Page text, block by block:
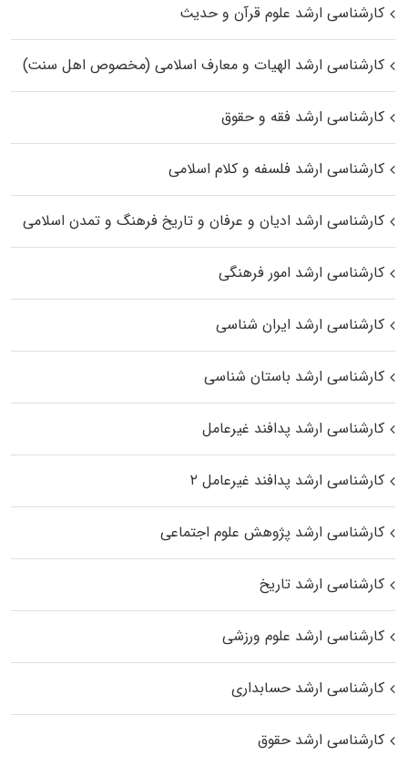
کارشناسی ارشد علوم قرآن و حدیث
کارشناسی ارشد الهیات و معارف اسلامی (مخصوص اهل سنت)
کارشناسی ارشد فقه و حقوق
کارشناسی ارشد فلسفه و کلام اسلامی
کارشناسی ارشد ادیان و عرفان و تاریخ فرهنگ و تمدن اسلامی
کارشناسی ارشد امور فرهنگی
کارشناسی ارشد ایران شناسی
کارشناسی ارشد باستان شناسی
کارشناسی ارشد پدافند غیرعامل
کارشناسی ارشد پدافند غیرعامل ۲
کارشناسی ارشد پژوهش علوم اجتماعی
کارشناسی ارشد تاریخ
کارشناسی ارشد علوم ورزشی
کارشناسی ارشد حسابداری
کارشناسی ارشد حقوق